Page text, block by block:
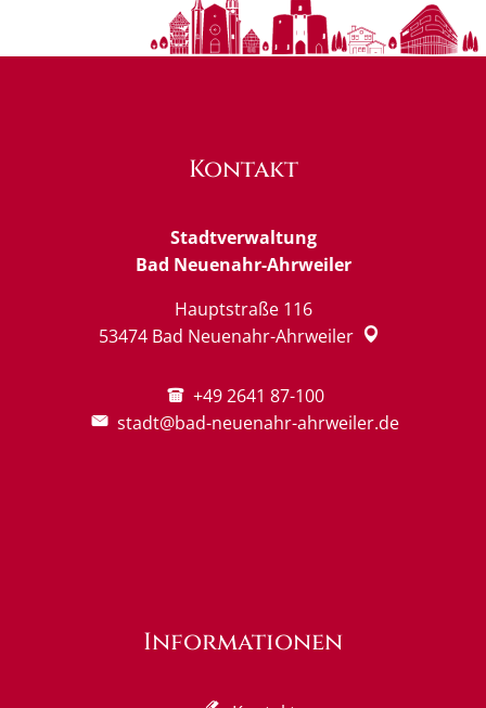
Kontakt
Stadtverwaltung
Bad Neuenahr-Ahrweiler
Hauptstraße 116
53474 Bad Neuenahr-Ahrweiler
+49 2641 87-100
stadt@bad-neuenahr-ahrweiler.de
Informationen